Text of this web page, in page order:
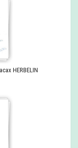
HERBELIN